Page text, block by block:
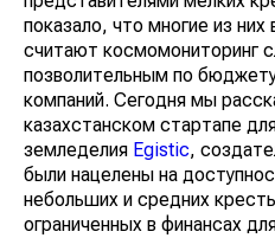
показало, что многие из
считают космомониторинг
позволительным по
компаний. Сегодня мы
казахстанском стартапе
земледелия Egistic,
были нацелены на
небольших и средних
ограниченных в финансах